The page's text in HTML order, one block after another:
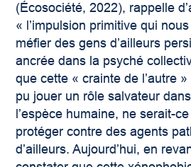
(Écosociété, 2022), rappelle
« l’impulsion primitive qui
méfier des gens d’ailleurs
ancrée dans la psyché
que cette « crainte de l’autre
pu jouer un rôle salvateur
l’espèce humaine, ne serait-
protéger contre des agents
d’ailleurs. Aujourd’hui, en